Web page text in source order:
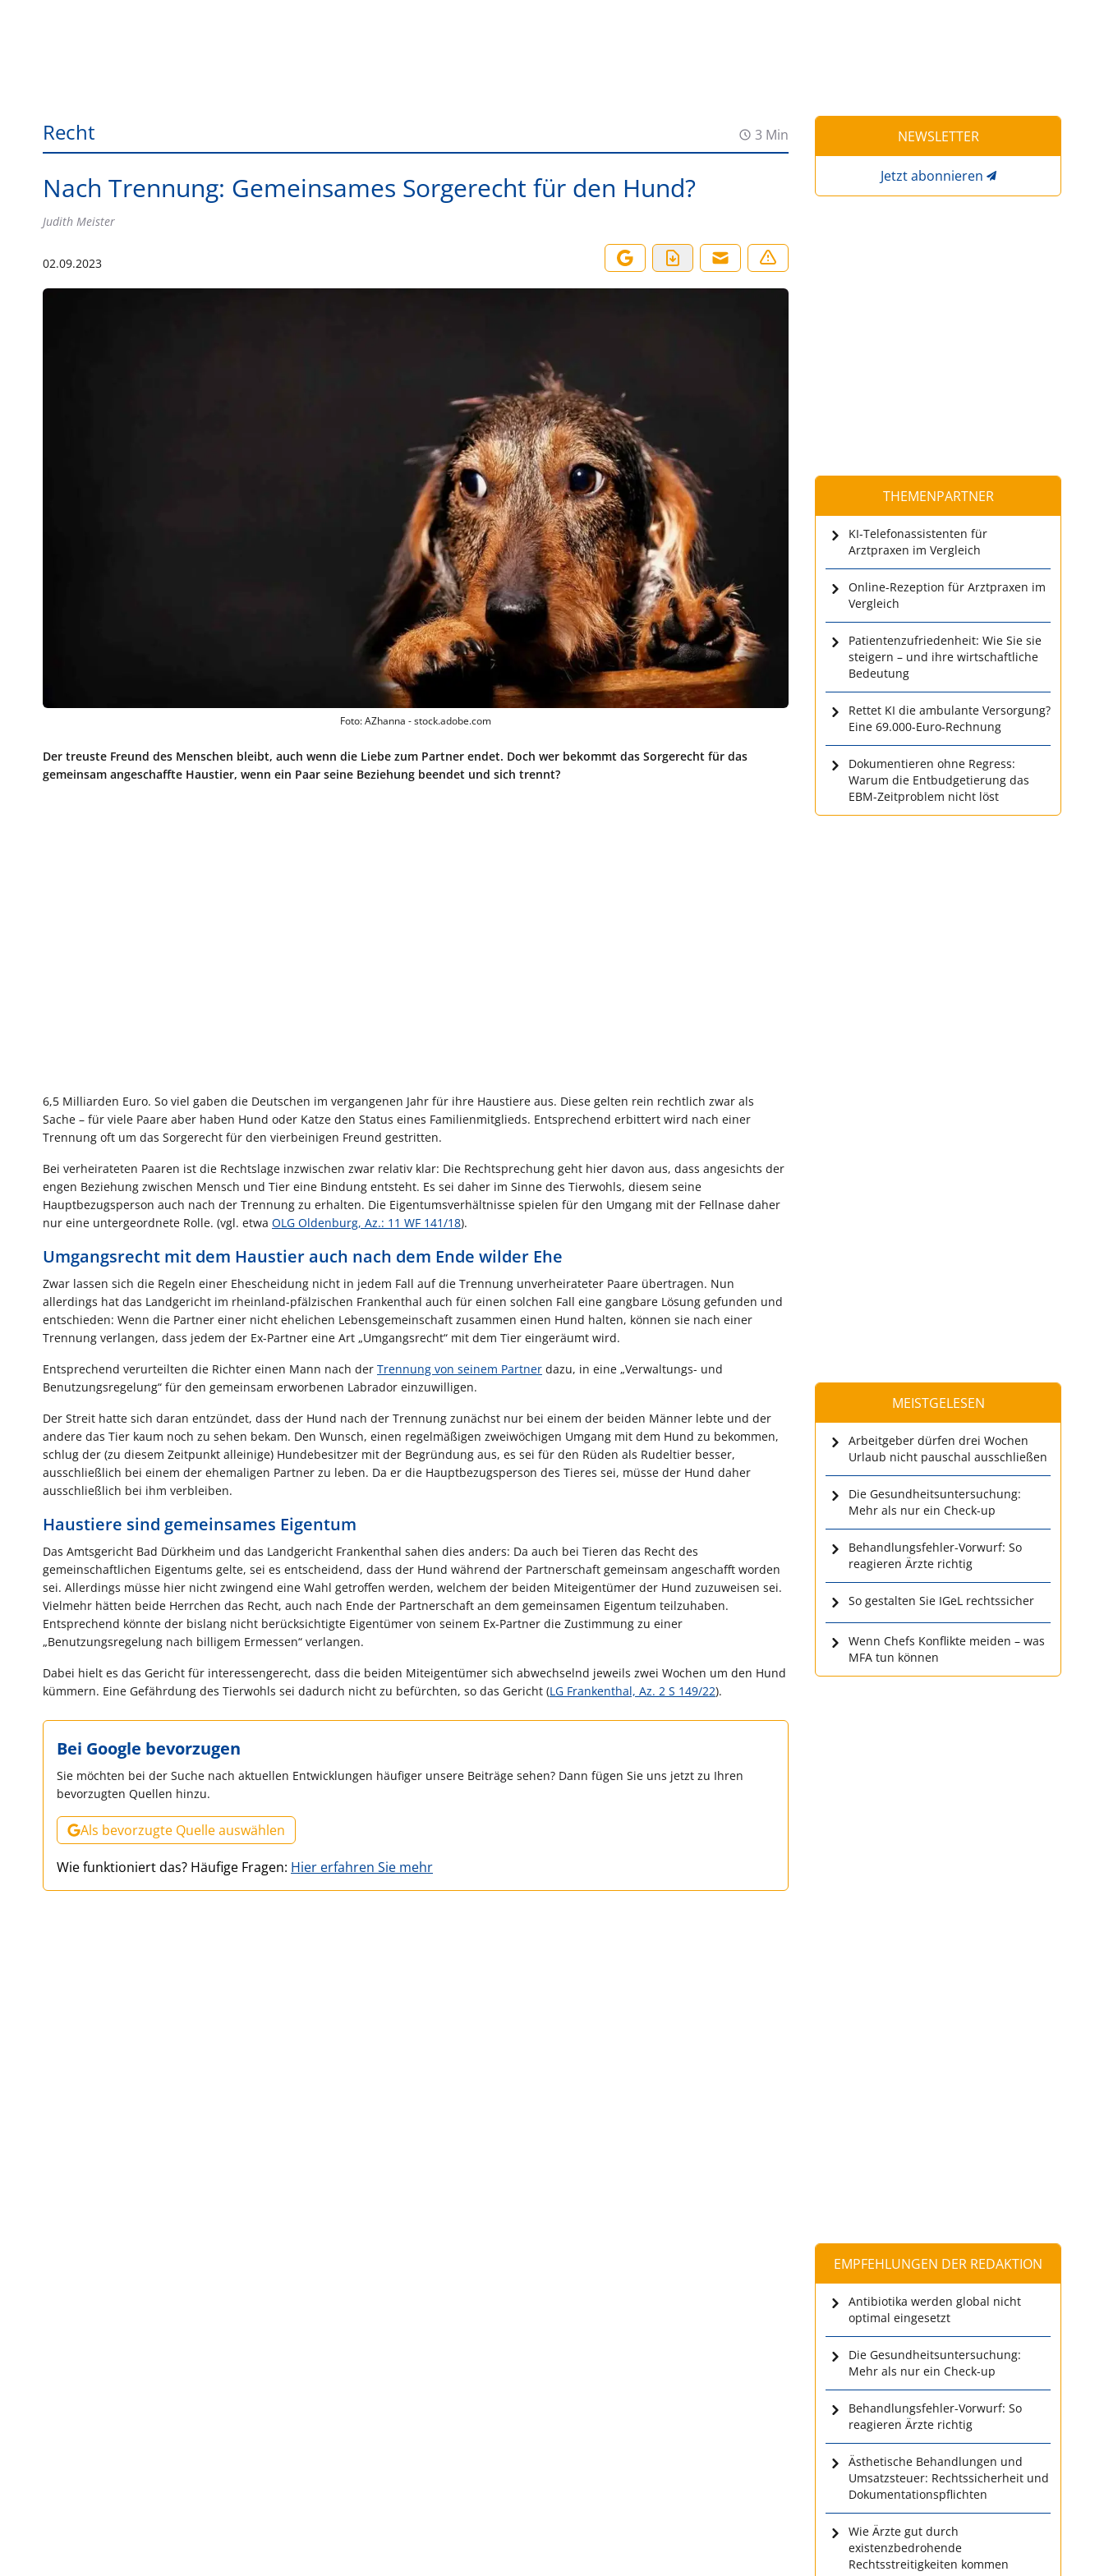
Recht 3 Min
Nach Trennung: Gemeinsames Sorgerecht für den Hund?
Judith Meister
02.09.2023
Foto: AZhanna - stock.adobe.com
Der treuste Freund des Menschen bleibt, auch wenn die Liebe zum Partner endet. Doch wer bekommt das Sorgerecht für das
gemeinsam angeschaffte Haustier, wenn ein Paar seine Beziehung beendet und sich trennt?
6,5 Milliarden Euro. So viel gaben die Deutschen im vergangenen Jahr für ihre Haustiere aus. Diese gelten rein rechtlich zwar als
Sache – für viele Paare aber haben Hund oder Katze den Status eines Familienmitglieds. Entsprechend erbittert wird nach einer
Trennung oft um das Sorgerecht für den vierbeinigen Freund gestritten.
Bei verheirateten Paaren ist die Rechtslage inzwischen zwar relativ klar: Die Rechtsprechung geht hier davon aus, dass angesichts der
engen Beziehung zwischen Mensch und Tier eine Bindung entsteht. Es sei daher im Sinne des Tierwohls, diesem seine
Hauptbezugsperson auch nach der Trennung zu erhalten. Die Eigentumsverhältnisse spielen für den Umgang mit der Fellnase daher
nur eine untergeordnete Rolle. (vgl. etwa OLG Oldenburg, Az.: 11 WF 141/18).
Umgangsrecht mit dem Haustier auch nach dem Ende wilder Ehe
Zwar lassen sich die Regeln einer Ehescheidung nicht in jedem Fall auf die Trennung unverheirateter Paare übertragen. Nun
allerdings hat das Landgericht im rheinland-pfälzischen Frankenthal auch für einen solchen Fall eine gangbare Lösung gefunden und
entschieden: Wenn die Partner einer nicht ehelichen Lebensgemeinschaft zusammen einen Hund halten, können sie nach einer
Trennung verlangen, dass jedem der Ex-Partner eine Art „Umgangsrecht“ mit dem Tier eingeräumt wird.
Entsprechend verurteilten die Richter einen Mann nach der Trennung von seinem Partner dazu, in eine „Verwaltungs- und
Benutzungsregelung“ für den gemeinsam erworbenen Labrador einzuwilligen.
Der Streit hatte sich daran entzündet, dass der Hund nach der Trennung zunächst nur bei einem der beiden Männer lebte und der
andere das Tier kaum noch zu sehen bekam. Den Wunsch, einen regelmäßigen zweiwöchigen Umgang mit dem Hund zu bekommen,
schlug der (zu diesem Zeitpunkt alleinige) Hundebesitzer mit der Begründung aus, es sei für den Rüden als Rudeltier besser,
ausschließlich bei einem der ehemaligen Partner zu leben. Da er die Hauptbezugsperson des Tieres sei, müsse der Hund daher
ausschließlich bei ihm verbleiben.
Haustiere sind gemeinsames Eigentum
Das Amtsgericht Bad Dürkheim und das Landgericht Frankenthal sahen dies anders: Da auch bei Tieren das Recht des
gemeinschaftlichen Eigentums gelte, sei es entscheidend, dass der Hund während der Partnerschaft gemeinsam angeschafft worden
sei. Allerdings müsse hier nicht zwingend eine Wahl getroffen werden, welchem der beiden Miteigentümer der Hund zuzuweisen sei.
Vielmehr hätten beide Herrchen das Recht, auch nach Ende der Partnerschaft an dem gemeinsamen Eigentum teilzuhaben.
Entsprechend könnte der bislang nicht berücksichtigte Eigentümer von seinem Ex-Partner die Zustimmung zu einer
„Benutzungsregelung nach billigem Ermessen“ verlangen.
Dabei hielt es das Gericht für interessengerecht, dass die beiden Miteigentümer sich abwechselnd jeweils zwei Wochen um den Hund
kümmern. Eine Gefährdung des Tierwohls sei dadurch nicht zu befürchten, so das Gericht (LG Frankenthal, Az. 2 S 149/22).
Bei Google bevorzugen
Sie möchten bei der Suche nach aktuellen Entwicklungen häufiger unsere Beiträge sehen? Dann fügen Sie uns jetzt zu Ihren
bevorzugten Quellen hinzu.
Als bevorzugte Quelle auswählen
Wie funktioniert das? Häufige Fragen: Hier erfahren Sie mehr
NEWSLETTER
Jetzt abonnieren
THEMENPARTNER
KI-Telefonassistenten für
Arztpraxen im Vergleich
Online-Rezeption für Arztpraxen im
Vergleich
Patientenzufriedenheit: Wie Sie sie
steigern – und ihre wirtschaftliche
Bedeutung
Rettet KI die ambulante Versorgung?
Eine 69.000-Euro-Rechnung
Dokumentieren ohne Regress:
Warum die Entbudgetierung das
EBM-Zeitproblem nicht löst
MEISTGELESEN
Arbeitgeber dürfen drei Wochen
Urlaub nicht pauschal ausschließen
Die Gesundheitsuntersuchung:
Mehr als nur ein Check-up
Behandlungsfehler-Vorwurf: So
reagieren Ärzte richtig
So gestalten Sie IGeL rechtssicher
Wenn Chefs Konflikte meiden – was
MFA tun können
EMPFEHLUNGEN DER REDAKTION
Antibiotika werden global nicht
optimal eingesetzt
Die Gesundheitsuntersuchung:
Mehr als nur ein Check-up
Behandlungsfehler-Vorwurf: So
reagieren Ärzte richtig
Ästhetische Behandlungen und
Umsatzsteuer: Rechtssicherheit und
Dokumentationspflichten
Wie Ärzte gut durch
existenzbedrohende
Rechtsstreitigkeiten kommen